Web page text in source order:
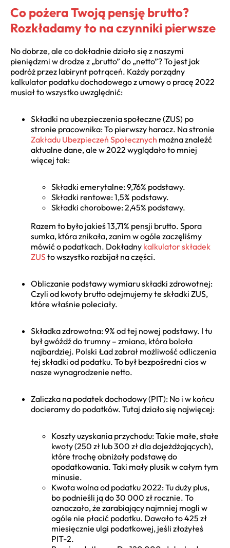
Co pożera Twoją pensję brutto?
Rozkładamy to na czynniki pierwsze
No dobrze, ale co dokładnie działo się z naszymi
pieniędzmi w drodze z „brutto” do „netto”? To jest jak
podróż przez labirynt potrąceń. Każdy porządny
kalkulator podatku dochodowego z umowy o pracę 2022
musiał to wszystko uwzględnić:
Składki na ubezpieczenia społeczne (ZUS) po
stronie pracownika: To pierwszy haracz. Na stronie
Zakładu Ubezpieczeń Społecznych można znaleźć
aktualne dane, ale w 2022 wyglądało to mniej
więcej tak:
Składki emerytalne: 9,76% podstawy.
Składki rentowe: 1,5% podstawy.
Składki chorobowe: 2,45% podstawy.
Razem to było jakieś 13,71% pensji brutto. Spora
sumka, która znikała, zanim w ogóle zaczęliśmy
mówić o podatkach. Dokładny kalkulator składek
ZUS to wszystko rozbijał na części.
Obliczanie podstawy wymiaru składki zdrowotnej:
Czyli od kwoty brutto odejmujemy te składki ZUS,
które właśnie poleciały.
Składka zdrowotna: 9% od tej nowej podstawy. I tu
był gwóźdź do trumny – zmiana, która bolała
najbardziej. Polski Ład zabrał możliwość odliczenia
tej składki od podatku. To był bezpośredni cios w
nasze wynagrodzenie netto.
Zaliczka na podatek dochodowy (PIT): No i w końcu
docieramy do podatków. Tutaj działo się najwięcej:
Koszty uzyskania przychodu: Takie małe, stałe
kwoty (250 zł lub 300 zł dla dojeżdżających),
które trochę obniżały podstawę do
opodatkowania. Taki mały plusik w całym tym
minusie.
Kwota wolna od podatku 2022: Tu duży plus,
bo podnieśli ją do 30 000 zł rocznie. To
oznaczało, że zarabiający najmniej mogli w
ogóle nie płacić podatku. Dawało to 425 zł
miesięcznie ulgi podatkowej, jeśli złożyłeś
PIT-2.